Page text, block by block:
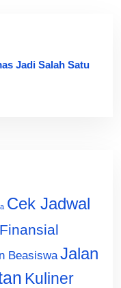
Jadi Salah Satu
Cek Jadwal
Finansial
Beasiswa Jalan
Kuliner